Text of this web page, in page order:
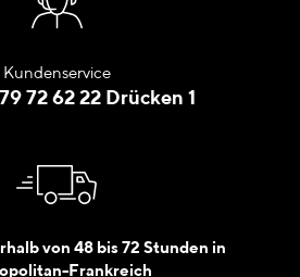
Kundenservice
72 62 22 Drücken 1
von 48 bis 72 Stunden in
Frankreich